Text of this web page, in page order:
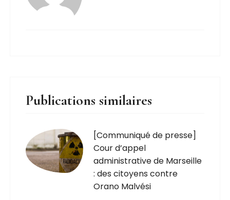
Publications similaires
[Communiqué de presse]
Cour d’appel
administrative de Marseille
: des citoyens contre
Orano Malvési